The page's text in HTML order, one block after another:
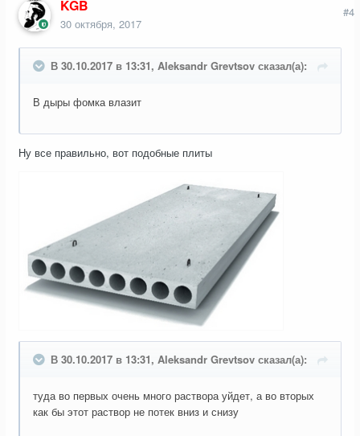
KGB
30 октября, 2017
#4
В 30.10.2017 в 13:31, Aleksandr Grevtsov сказал(а):
В дыры фомка влазит
Ну все правильно, вот подобные плиты
В 30.10.2017 в 13:31, Aleksandr Grevtsov сказал(а):
туда во первых очень много раствора уйдет, а во вторых
как бы этот раствор не потек вниз и снизу